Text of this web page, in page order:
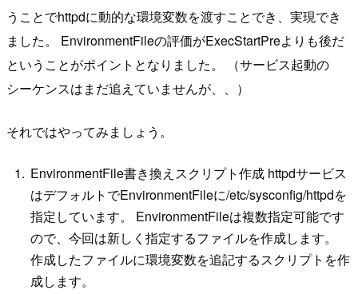
うことでhttpdに動的な環境変数を渡すことでき、実現でき
ました。 EnvironmentFileの評価がExecStartPreよりも後だ
ということがポイントとなりました。 （サービス起動の
シーケンスはまだ追えていませんが、、）
それではやってみましょう。
EnvironmentFile書き換えスクリプト作成 httpdサービス
はデフォルトでEnvironmentFileに/etc/sysconfig/httpdを
指定しています。 EnvironmentFileは複数指定可能です
ので、今回は新しく指定するファイルを作成します。
作成したファイルに環境変数を追記するスクリプトを作
成します。